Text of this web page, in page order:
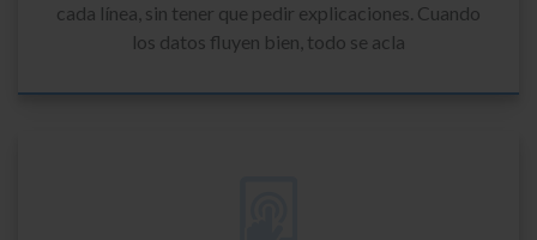
cada línea, sin tener que pedir explicaciones. Cuando
los datos fluyen bien, todo se acla